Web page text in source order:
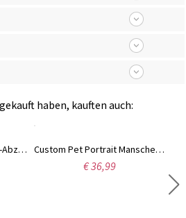
haben, kauften auch:
Benutzerdefinierte Jeep-Abzeichen mit Hund, Jeep-Zubehör mit Kosenamen, Jeep-Dekor, Geschenk für Hundeliebhaber/Hundemama/Hundvater Custom Pet Portrait Manschettenknöpfe, Memorial Manschettenknöpfe, Edelstahl/Sterling Silber 925 Manschettenknöpfe, Vatertagsgeschenk für Bräutigam/Männer/Vater
€ 36,99